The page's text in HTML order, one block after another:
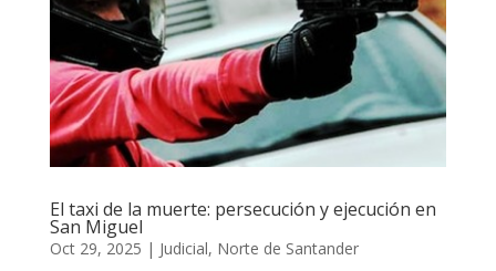
El taxi de la muerte: persecución y ejecución en
San Miguel
Oct 29, 2025 | Judicial, Norte de Santander